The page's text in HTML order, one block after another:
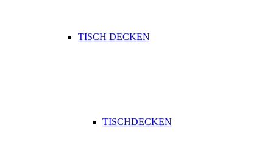
TISCH DECKEN
TISCHDECKEN